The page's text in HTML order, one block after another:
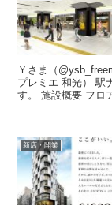
Ｙさま（@ysb_freeman）です。 「
プレミエ 和光） 駅
す。 施設概要
新店・開業